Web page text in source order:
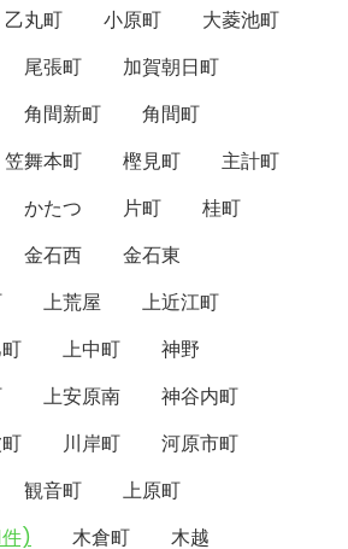
乙丸町 小原町
大菱池町
尾張町
加賀朝日町
角間新町
角間町
笠舞本町 樫見町
主計町
かたつ 片町
桂町
金石西
金石東
上荒屋
上近江町
上中町
神野
上安原南
神谷内町
川岸町
河原市町
観音町
上原町
) 木倉町 木越